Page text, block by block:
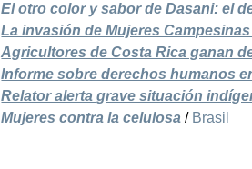
El otro color y sabor de Dasani: el
La invasión de Mujeres
Agricultores de Costa Rica ganan
Informe sobre derechos humanos
Relator alerta grave situación
Mujeres contra la celulosa / Brasil